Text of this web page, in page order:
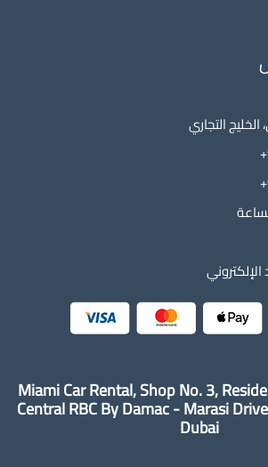
التجاري
الإلكتروني
Miami Car Rental, Shop No. 3,
Central RBC By Damac - Marasi
Dubai